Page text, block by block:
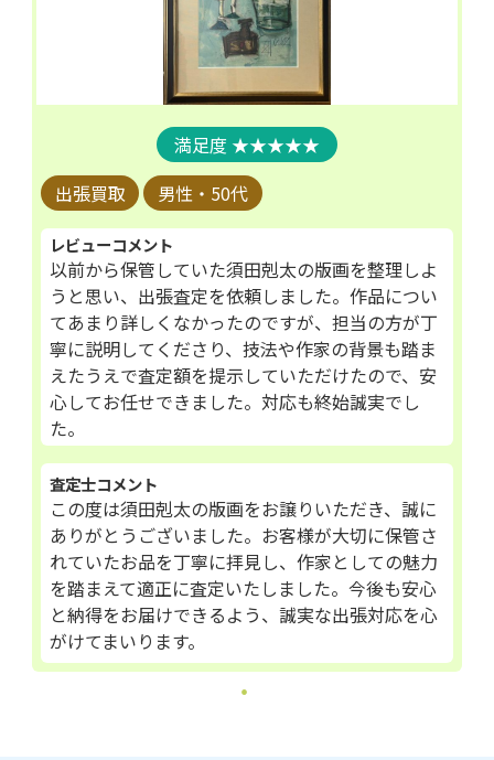
／平沢町／平芝町／平瀬町／平戸橋町／平畑町／平
山町／広川町／広久手町／広路町／広田町／広幡町
／広美町／深田町／深見町／福受町／藤岡飯野町／
藤沢町／扶桑町／双美町／二タ宮町／武節町／平和
町／豊栄町／芳友町／宝来町／北曽木町／細田町／
細谷町／穂積町／保見ケ丘／保見町／本新町／本地
町／本田町／本徳町／本町／舞木町／前田町／前林
町／前洞町／前山町／槇本町／桝塚町／松ケ枝町／
松平志賀町／松平町／松名町／松嶺町／丸根町／丸
山町／万町町／万根町／御内町／御蔵町／実栗町／
美里／瑞穂町／水間町／御立町／三ツ久保町／御作
町／緑ケ丘／御船町／宮上町／宮口町／宮代町／宮
前町／宮町／美山町／御幸本町／御幸町／美和町／
室口町／室町／明和町／元城町／元町／元宮町／森
町／岩神町／八草町／社町／簗平町／矢並町／山谷
町／山中町／山之手／山ノ中立町／遊屋町／横山町
／吉原町／余平町／四ツ松町／竜宮町／竜神町／連
谷町／若草町／若林町／若宮町／和合町／月原町
【対応路線】
愛知環状鉄道／名鉄三河線／名鉄豊田線／愛知高速
交通リニモ
【対応主要駅】
豊田市駅／新豊田駅／三河豊田駅／土橋駅／上挙母
★★★★★
出張買取
男性・50代
レビューコメント
以前から保管していた須田剋太の版画を整理しよ
うと思い、出張査定を依頼しました。作品につい
てあまり詳しくなかったのですが、担当の方が丁
寧に説明してくださり、技法や作家の背景も踏ま
えたうえで査定額を提示していただけたので、安
心してお任せできました。対応も終始誠実でし
た。
査定士コメント
この度は須田剋太の版画をお譲りいただき、誠に
ありがとうございました。お客様が大切に保管さ
れていたお品を丁寧に拝見し、作家としての魅力
を踏まえて適正に査定いたしました。今後も安心
と納得をお届けできるよう、誠実な出張対応を心
がけてまいります。